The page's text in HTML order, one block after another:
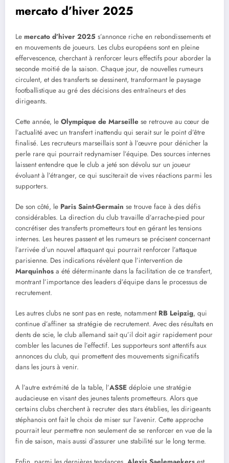
mercato d’hiver 2025
Le mercato d’hiver 2025 s’annonce riche en rebondissements et
en mouvements de joueurs. Les clubs européens sont en pleine
effervescence, cherchant à renforcer leurs effectifs pour aborder la
seconde moitié de la saison. Chaque jour, de nouvelles rumeurs
circulent, et des transferts se dessinent, transformant le paysage
footballistique au gré des décisions des entraîneurs et des
dirigeants.
Cette année, le Olympique de Marseille se retrouve au cœur de
l’actualité avec un transfert inattendu qui serait sur le point d’être
finalisé. Les recruteurs marseillais sont à l’œuvre pour dénicher la
perle rare qui pourrait redynamiser l’équipe. Des sources internes
laissent entendre que le club a jeté son dévolu sur un joueur
évoluant à l’étranger, ce qui susciterait de vives réactions parmi les
supporters.
De son côté, le Paris Saint-Germain se trouve face à des défis
considérables. La direction du club travaille d’arrache-pied pour
concrétiser des transferts prometteurs tout en gérant les tensions
internes. Les heures passent et les rumeurs se précisent concernant
l’arrivée d’un nouvel attaquant qui pourrait renforcer l’attaque
parisienne. Des indications révèlent que l’intervention de
Marquinhos a été déterminante dans la facilitation de ce transfert,
montrant l’importance des leaders d’équipe dans le processus de
recrutement.
Les autres clubs ne sont pas en reste, notamment RB Leipzig, qui
continue d’affiner sa stratégie de recrutement. Avec des résultats en
dents de scie, le club allemand sait qu’il doit agir rapidement pour
combler les lacunes de l’effectif. Les supporteurs sont attentifs aux
annonces du club, qui promettent des mouvements significatifs
dans les jours à venir.
A l’autre extrémité de la table, l’ASSE déploie une stratégie
audacieuse en visant des jeunes talents prometteurs. Alors que
certains clubs cherchent à recruter des stars établies, les dirigeants
stéphanois ont fait le choix de miser sur l’avenir. Cette approche
pourrait leur permettre non seulement de se renforcer en vue de la
fin de saison, mais aussi d’assurer une stabilité sur le long terme.